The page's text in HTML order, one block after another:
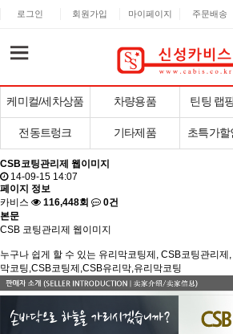
로그인 회원가입 마이페이지 주문배송
케미컬/세차상품 차량용품 틴팅 랩
전동트렁크 기타제품 초특가할
CSB코팅관리제 웹이미지
14-09-15 14:07
페이지 정보
카비스
116,448회
0건
본문
CSB 코팅관리제 웹이미지
누구나 쉽게 할 수 있는 유리막코팅제, CSB코팅관리제
막코팅,CSB코팅제,CSB유리막,유리막코팅